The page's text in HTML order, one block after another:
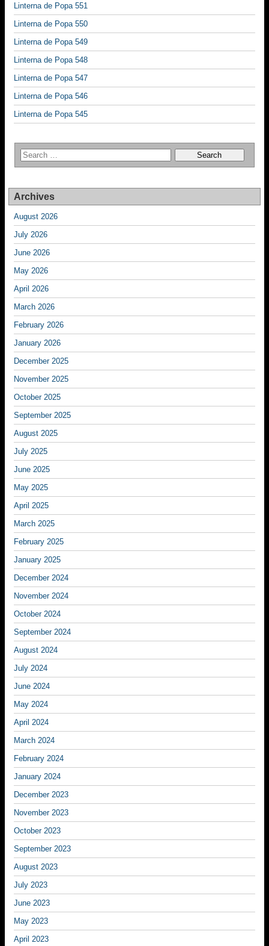
Linterna de Popa 551
Linterna de Popa 550
Linterna de Popa 549
Linterna de Popa 548
Linterna de Popa 547
Linterna de Popa 546
Linterna de Popa 545
Archives
August 2026
July 2026
June 2026
May 2026
April 2026
March 2026
February 2026
January 2026
December 2025
November 2025
October 2025
September 2025
August 2025
July 2025
June 2025
May 2025
April 2025
March 2025
February 2025
January 2025
December 2024
November 2024
October 2024
September 2024
August 2024
July 2024
June 2024
May 2024
April 2024
March 2024
February 2024
January 2024
December 2023
November 2023
October 2023
September 2023
August 2023
July 2023
June 2023
May 2023
April 2023